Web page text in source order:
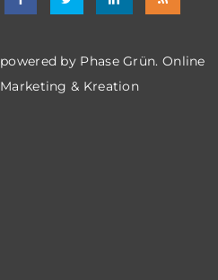
powered by Phase Grün. Online
Marketing & Kreation